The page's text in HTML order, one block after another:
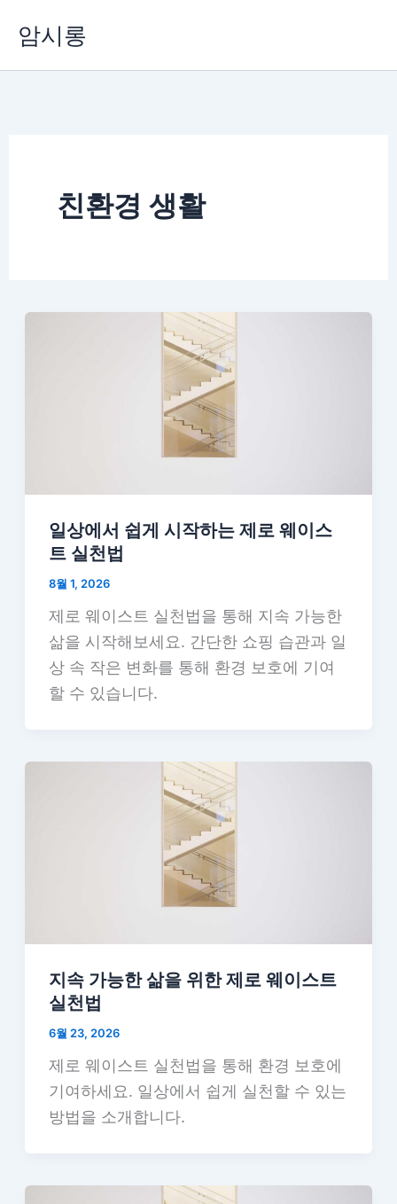
암시롱
친환경 생활
일상에서 쉽게 시작하는 제로 웨이스
트 실천법
8월 1, 2026
제로 웨이스트 실천법을 통해 지속 가능한
삶을 시작해보세요. 간단한 쇼핑 습관과 일
상 속 작은 변화를 통해 환경 보호에 기여
할 수 있습니다.
지속 가능한 삶을 위한 제로 웨이스트
실천법
6월 23, 2026
제로 웨이스트 실천법을 통해 환경 보호에
기여하세요. 일상에서 쉽게 실천할 수 있는
방법을 소개합니다.